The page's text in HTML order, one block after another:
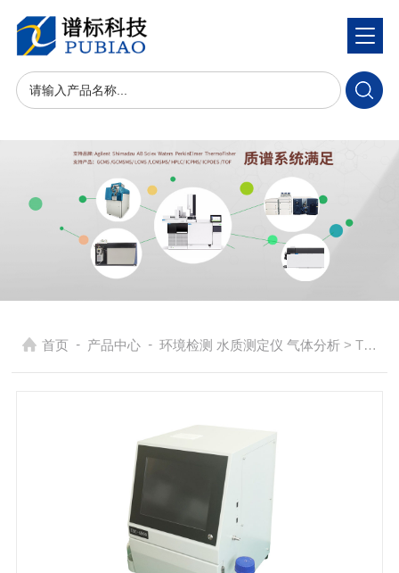
首页 - 产品中心 - 环境检测 水质测定仪 气体分析 > TOC-4800 总有机碳分析仪